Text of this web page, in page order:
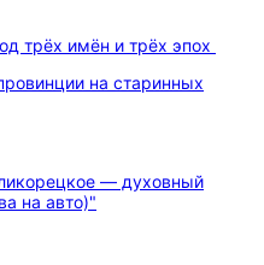
трёх имён и трёх эпох
на старинных